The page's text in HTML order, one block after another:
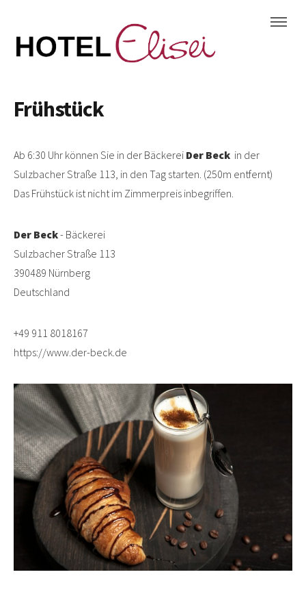
Frühstück
Ab 6:30 Uhr können Sie in der Bäckerei Der Beck in der
Sulzbacher Straße 113, in den Tag starten. (250m entfernt)
Das Frühstück ist nicht im Zimmerpreis inbegriffen.
Der Beck- Bäckerei
Sulzbacher Straße 113
390489 Nürnberg
Deutschland
+49 911 8018167
https://www.der-beck.de